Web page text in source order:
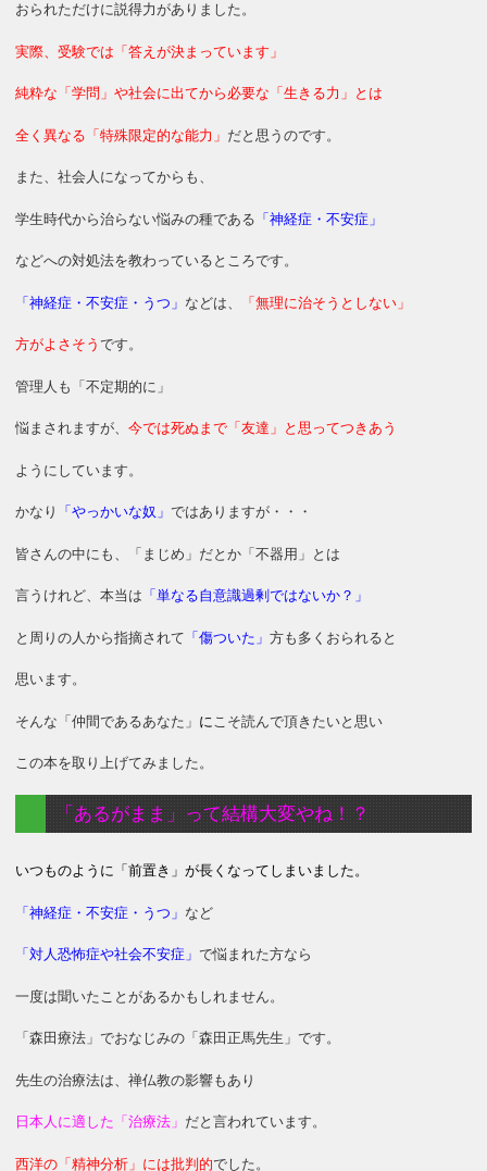
おられただけに説得力がありました。
実際、受験では「答えが決まっています」
純粋な「学問」や社会に出てから必要な「生きる力」とは
全く異なる「特殊限定的な能力」 だと思うのです。
また、社会人になってからも、
学生時代から治らない悩みの種である 「神経症・不安症」
などへの対処法を教わっているところです。
「神経症・不安症・うつ」 などは、 「無理に治そうとしない」
方がよさそうです。
管理人も「不定期的に」
悩まされますが、今では死ぬまで「友達」と思ってつきあう
ようにしています。
かなり 「やっかいな奴」ではありますが・・・
皆さんの中にも、「まじめ」だとか「不器用」とは
言うけれど、本当は 「単なる自意識過剰ではないか？」
と周りの人から指摘されて 「傷ついた」方も多くおられると
思います。
そんな「仲間であるあなた」 に こそ読んで頂きたいと思い
この本を取り上げてみました。
「あるがまま」って結構大変やね！？
いつものように「前置き」が長くなってしまいました。
「神経症・不安症・うつ」 など
「対人恐怖症や社会不安症」で悩まれた方なら
一度は聞いたことがあるかもしれません。
「森田療法」でおなじみの「森田正馬先生」です。
先生の治療法は、禅仏教の影響もあり
日本人に適した「治療法」 だと言われています。
西洋の「精神分析」には批判的でした。